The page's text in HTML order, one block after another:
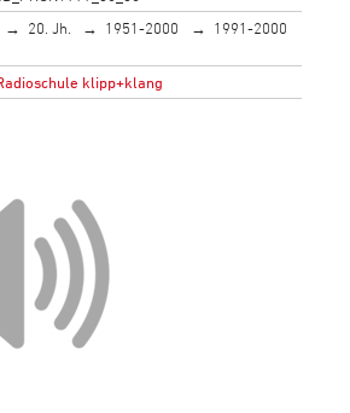
20. Jh. 1951-2000
1991-2000
klipp+klang